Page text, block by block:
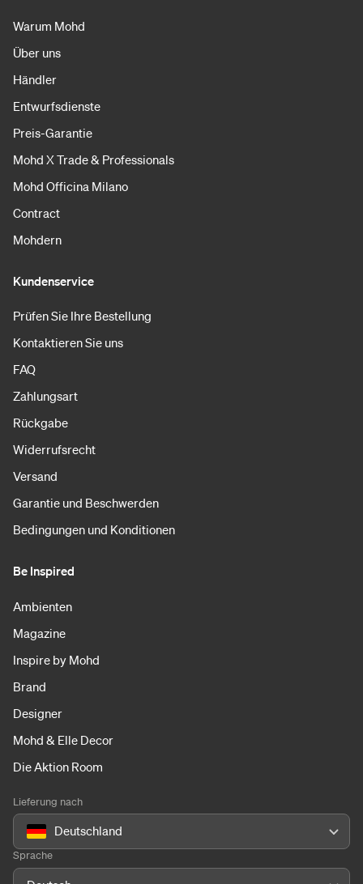
Warum Mohd
Über uns
Händler
Entwurfsdienste
Preis-Garantie
Mohd X Trade & Professionals
Mohd Officina Milano
Contract
Mohdern
Kundenservice
Prüfen Sie Ihre Bestellung
Kontaktieren Sie uns
FAQ
Zahlungsart
Rückgabe
Widerrufsrecht
Versand
Garantie und Beschwerden
Bedingungen und Konditionen
Be Inspired
Ambienten
Magazine
Inspire by Mohd
Brand
Designer
Mohd & Elle Decor
Die Aktion Room
Lieferung nach
Deutschland
Sprache